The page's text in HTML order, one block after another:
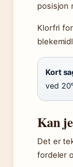
posisjon
Klorfri
Kort
ved
Kan
Det er
fordeler